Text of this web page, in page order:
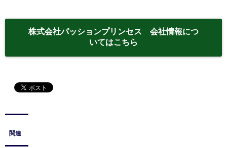
株式会社パッションプリンセス 会社情報につ
いてはこちら
関連